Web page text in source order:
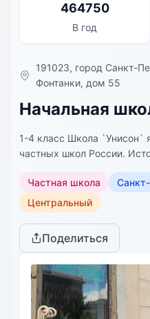
464750
В год
191023, город Санкт-
Фонтанки, дом 55
Начальная
1-4 класс Школа `Унисон`
частных школ России.
развития` в Санкт-
творчества юных на
педагогов-новаторов.
Частная школа
Центральный
Поделиться